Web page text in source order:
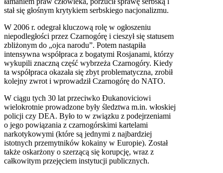
stał się głośnym krytykiem serbskiego nacjonalizmu.
W 2006 r. odegrał kluczową rolę w ogłoszeniu
niepodległości przez Czarnogórę i cieszył się statusem
zbliżonym do „ojca narodu”. Potem nastąpiła
intensywna współpraca z bogatymi Rosjanami, którzy
wykupili znaczną część wybrzeża Czarnogóry. Kiedy
ta współpraca okazała się zbyt problematyczna, zrobił
kolejny zwrot i wprowadził Czarnogórę do NATO.
W ciągu tych 30 lat przeciwko Đukanoviciowi
wielokrotnie prowadzone były śledztwa m.in. włoskiej
policji czy DEA. Było to w związku z podejrzeniami
o jego powiązania z czarnogórskimi kartelami
narkotykowymi (które są jednymi z najbardziej
istotnych przemytników kokainy w Europie). Został
także oskarżony o szerzącą się korupcję, wraz z
całkowitym przejęciem instytucji publicznych.